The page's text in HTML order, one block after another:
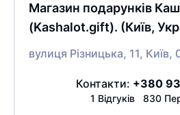
Магазин подарунків
(Kashalot.gift). (Київ,
вулиця Різницька, 11, Київ,
Контакти: +380
1 Відгуків 830